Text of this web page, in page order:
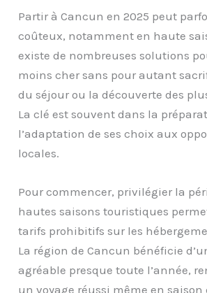
Partir à Cancun en 2025 peut
coûteux, notamment en haute
existe de nombreuses solutions
moins cher sans pour autant
du séjour ou la découverte des
La clé est souvent dans la
l’adaptation de ses choix aux
locales.
Pour commencer, privilégier la
hautes saisons touristiques
tarifs prohibitifs sur les
La région de Cancun bénéficie
agréable presque toute l’année,
un voyage réussi même en saison